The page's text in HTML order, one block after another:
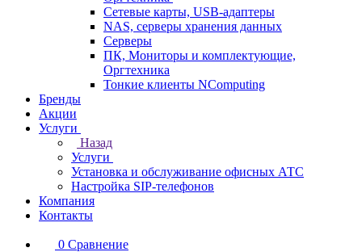
Сетевые карты, USB-адаптеры
NAS, серверы хранения данных
Серверы
ПК, Мониторы и комплектующие,
Оргтехника
Тонкие клиенты NComputing
Бренды
Акции
Услуги
Назад
Услуги
Установка и обслуживание офисных АТС
Настройка SIP-телефонов
Компания
Контакты
0 Сравнение